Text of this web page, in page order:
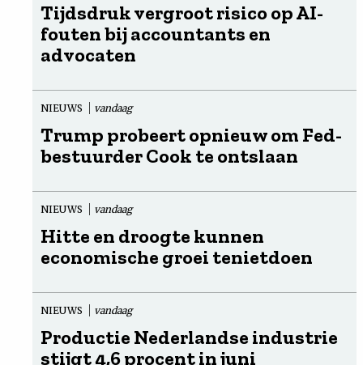
Tijdsdruk vergroot risico op AI-
fouten bij accountants en
advocaten
NIEUWS vandaag
Trump probeert opnieuw om Fed-
bestuurder Cook te ontslaan
NIEUWS vandaag
Hitte en droogte kunnen
economische groei tenietdoen
NIEUWS vandaag
Productie Nederlandse industrie
stijgt 4,6 procent in juni